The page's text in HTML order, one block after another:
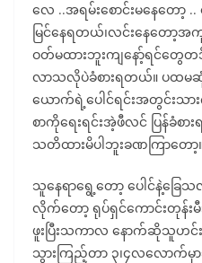
လေ ..အရမ်းစောင်းမနေတော့ ..
မြင်နေရတယ်၊လင်းနေတော့အ
ဝတ်မထားဘူးကျနော့်ရင်တွေ
လာသလိုပဲခံစားရတယ်။ ပထ
ယောက်ရဲ့ပေါင်ရင်းအတွင်းသာ
စာကိုရေးရင်းအဲ့ဖီလင် ပြန်ခံ
သတိထားမိပါဘူးခဏကြာတော့
သူနေရာရွေ့တော့ ပေါင်နဲ့ခ
လိုက်တော့ ရုပ်ရှင်ကောင်းတုန်း
ဖူးပြီးသကာလ နောက်ဆိုသူဟင်
သွားကြည့်တာ ၃၊၄လလောက်မှ